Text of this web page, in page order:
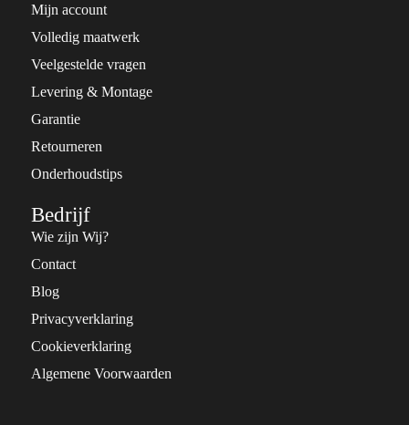
Mijn account
Volledig maatwerk
Veelgestelde vragen
Levering & Montage
Garantie
Retourneren
Onderhoudstips
Bedrijf
Wie zijn Wij?
Contact
Blog
Privacyverklaring
Cookieverklaring
Algemene Voorwaarden